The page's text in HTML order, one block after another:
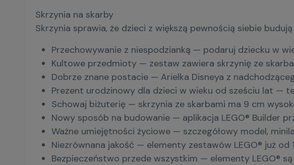
Skrzynia na skarby
Skrzynia sprawia, że dzieci z większą pewnością siebie
Przechowywanie z niespodzianką — podaruj dziecku w
Kultowe przedmioty — zestaw zawiera skrzynię ze
Dobrze znane postacie — Arielka Disneya z
Prezent urodzinowy dla dzieci w wieku od sześciu lat —
Schowaj biżuterię — skrzynia ze skarbami ma 9 cm
Nowy sposób na budowanie — aplikacja LEGO® Builder
Ważne umiejętności życiowe — szczegółowy model,
Niezrównana jakość — elementy zestawów LEGO® już
Bezpieczeństwo przede wszystkim — elementy LEGO®